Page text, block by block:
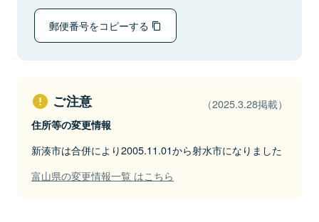
郵便番号をコピーする
ご注意 （2025.3.28掲載）
住所等の変更情報
新湊市は合併により2005.11.01から射水市になりました
富山県の変更情報一覧 はこちら